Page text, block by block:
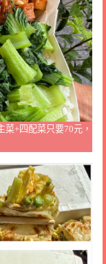
+四配菜只要70元，